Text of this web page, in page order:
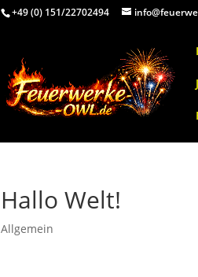
+49 (0) 151/22702494
Hallo Welt!
Allgemein